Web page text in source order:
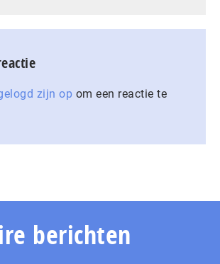
zijn op om een reactie te
berichten